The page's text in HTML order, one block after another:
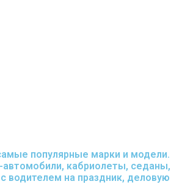
популярные марки и модели.
кабриолеты, седаны,
водителем на праздник, деловую